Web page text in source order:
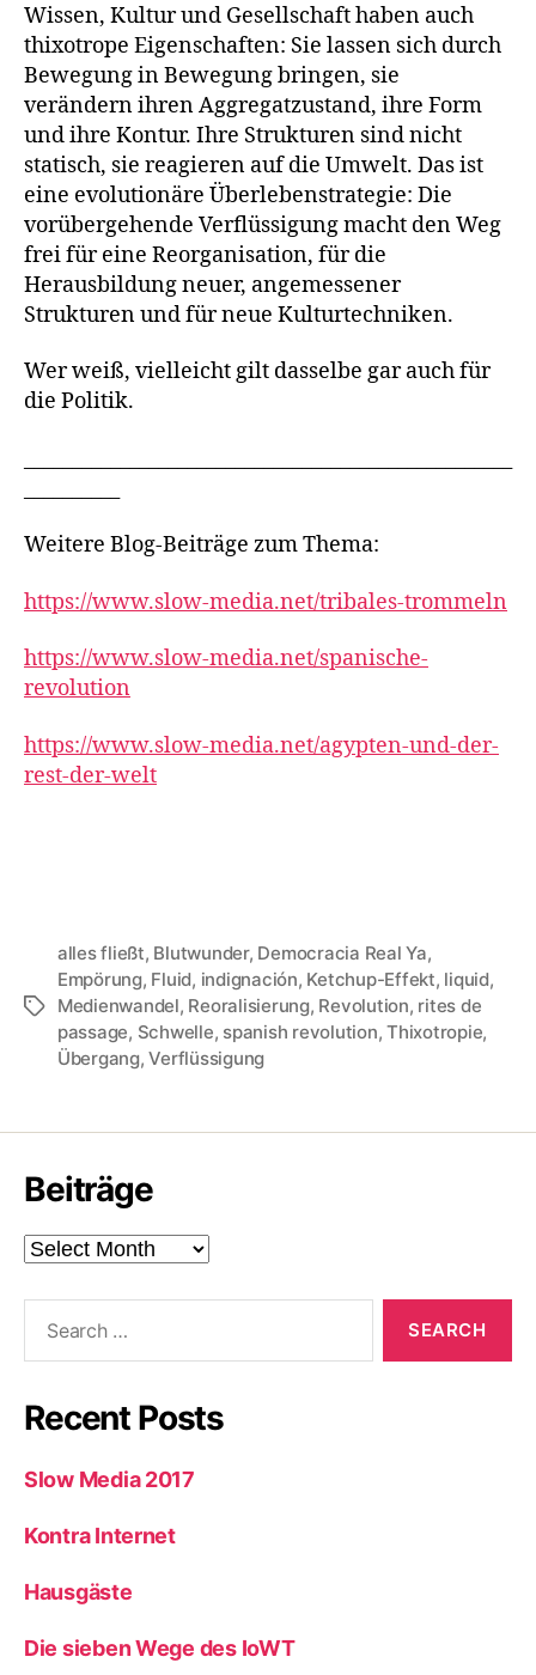
Wissen, Kultur und Gesellschaft haben auch
thixotrope Eigenschaften: Sie lassen sich durch
Bewegung in Bewegung bringen, sie
verändern ihren Aggregatzustand, ihre Form
und ihre Kontur. Ihre Strukturen sind nicht
statisch, sie reagieren auf die Umwelt. Das ist
eine evolutionäre Überlebenstrategie: Die
vorübergehende Verflüssigung macht den Weg
frei für eine Reorganisation, für die
Herausbildung neuer, angemessener
Strukturen und für neue Kulturtechniken.
Wer weiß, vielleicht gilt dasselbe gar auch für
die Politik.
Weitere Blog-Beiträge zum Thema:
https://www.slow-media.net/tribales-trommeln
https://www.slow-media.net/spanische-
revolution
https://www.slow-media.net/agypten-und-der-
rest-der-welt
Tags
alles fließt, Blutwunder, Democracia Real Ya,
Empörung, Fluid, indignación, Ketchup-Effekt, liquid,
Medienwandel, Reoralisierung, Revolution, rites de
passage, Schwelle, spanish revolution,Thixotropie,
Übergang,Verflüssigung
Beiträge
Beiträge
Recent Posts
Slow Media 2017
Kontra Internet
Hausgäste
Die sieben Wege des IoWT